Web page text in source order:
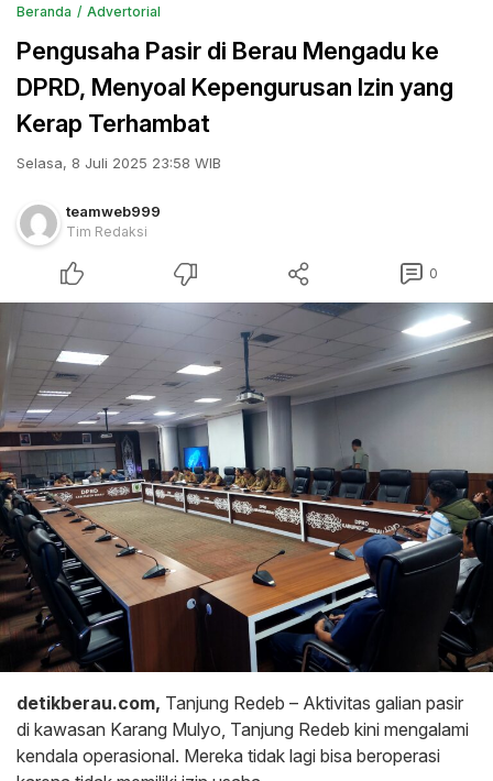
Beranda Advertorial
Pengusaha Pasir di Berau Mengadu ke
DPRD, Menyoal Kepengurusan Izin yang
Kerap Terhambat
Selasa, 8 Juli 2025 23:58 WIB
teamweb999
Tim Redaksi
0
detikberau.com, Tanjung Redeb – Aktivitas galian pasir
di kawasan Karang Mulyo, Tanjung Redeb kini mengalami
kendala operasional. Mereka tidak lagi bisa beroperasi